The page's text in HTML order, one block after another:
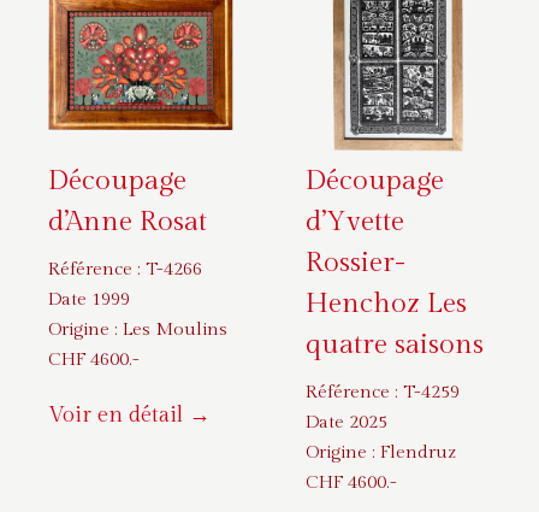
Découpage
d’Anne Rosat
Référence : T-4266
Date 1999
Origine : Les Moulins
CHF 4600.-
Voir en détail →
Découpage
d’Yvette
Rossier-
Henchoz Les
quatre saisons
Référence : T-4259
Date 2025
Origine : Flendruz
CHF 4600.-